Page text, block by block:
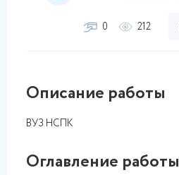
0 212
Описание работы
ВУЗ НСПК
Оглавление работы